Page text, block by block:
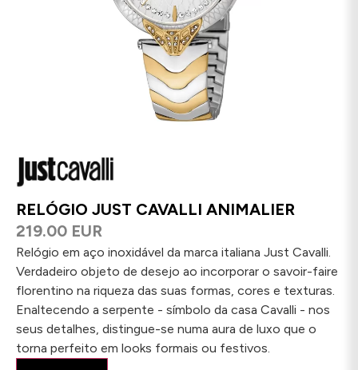
RELÓGIO JUST CAVALLI ANIMALIER
219.00 EUR
Relógio em aço inoxidável da marca italiana Just Cavalli.
Verdadeiro objeto de desejo ao incorporar o savoir-faire
florentino na riqueza das suas formas, cores e texturas.
Enaltecendo a serpente - símbolo da casa Cavalli - nos
seus detalhes, distingue-se numa aura de luxo que o
torna perfeito em looks formais ou festivos.